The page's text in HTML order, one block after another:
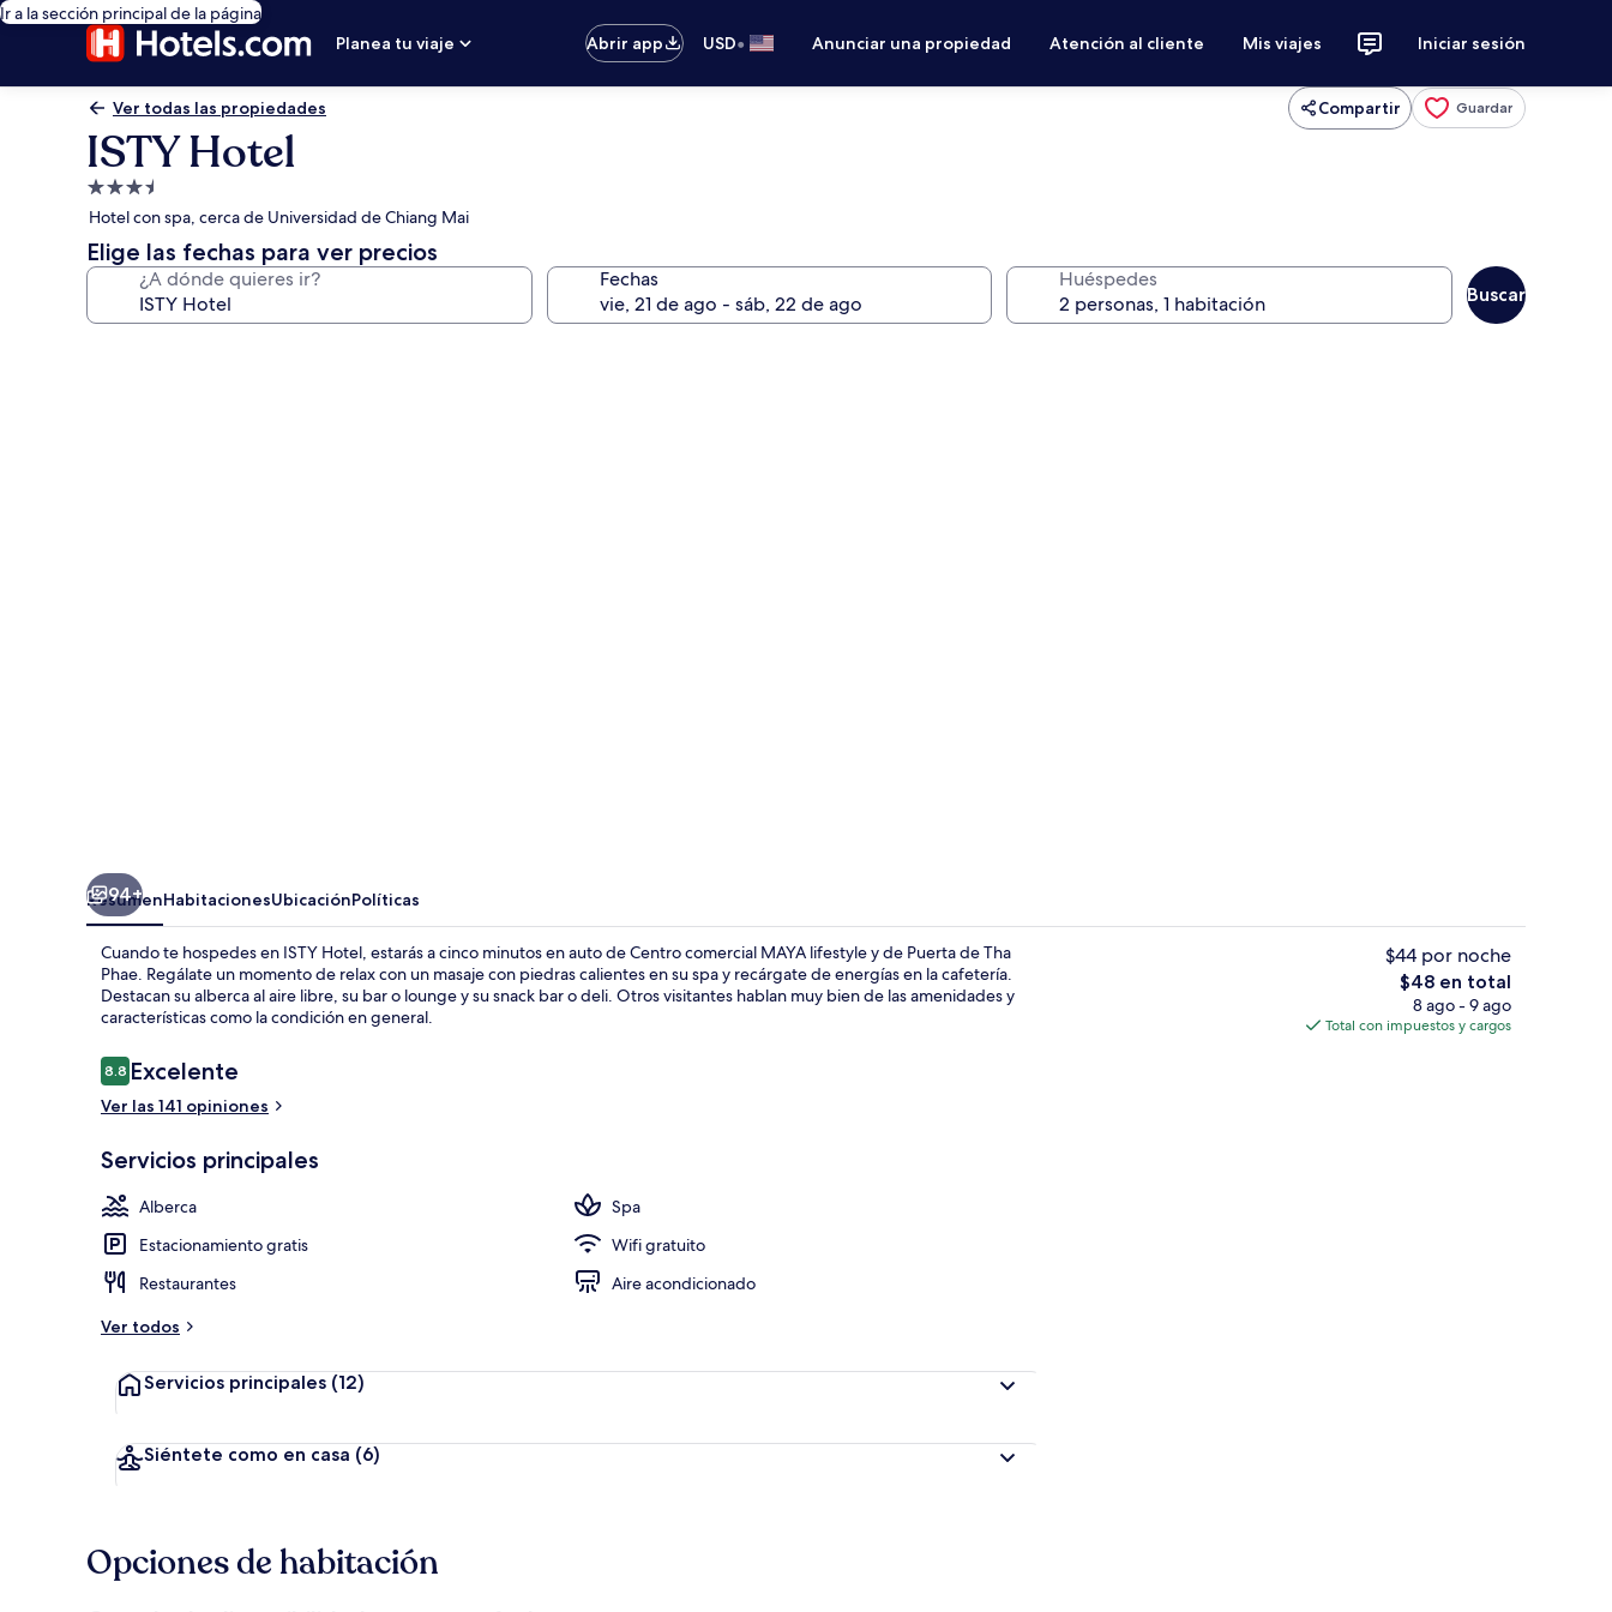
Ir a la sección principal de la página
Planea tu viaje
Abrir app USD• Anunciar una propiedad Atención al cliente Mis viajes Iniciar sesión
Ver todas las propiedades Compartir Guardar
ISTY Hotel
Propiedad
de
3.5
estrellas
Hotel con spa, cerca de Universidad de Chiang Mai
Elige las fechas para ver precios
¿A dónde quieres ir? Fechas Huéspedes
Buscar
Restaurante
94+
ResumenHabitacionesUbicaciónPolíticas
Cuando te hospedes en ISTY Hotel, estarás a cinco minutos en auto de Centro comercial MAYA lifestyle y de Puerta de Tha
Phae. Regálate un momento de relax con un masaje con piedras calientes en su spa y recárgate de energías en la cafetería.
Destacan su alberca al aire libre, su bar o lounge y su snack bar o deli. Otros visitantes hablan muy bien de las amenidades y
características como la condición en general.
Opiniones
8.88.8 de 10,
Excelente
Ver las 141 opiniones
Servicios principales
Alberca
Spa
Estacionamiento gratis
Wifi gratuito
Restaurantes
Aire acondicionado
Ver todos
Servicios principales (12)
Siéntete como en casa (6)
$44 por noche
El
precio
total
$48 en total
8 ago - 9 ago
Total con impuestos y cargos
Opciones de habitación